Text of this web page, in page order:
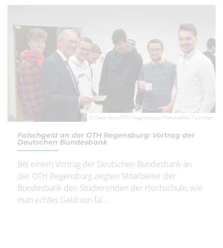
© Claus Koss/OTH Regensburg / Kamerafoto / sonstige
Falschgeld an der OTH Regensburg: Vortrag der
Deutschen Bundesbank
Bei einem Vortrag der Deutschen Bundesbank an
der OTH Regensburg zeigten Mitarbeiter der
Bundesbank den Studierenden der Hochschule, wie
man echtes Geld von fal...